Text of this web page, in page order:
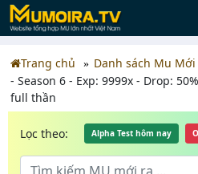
Trang chủ Danh sách Mu Mới
- Season 6 - Exp: 9999x - Drop:
full thần
Lọc theo: Alpha Test hôm nay